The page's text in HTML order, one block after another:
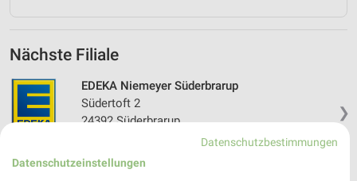
Nächste Filiale
❯
EDEKA Niemeyer Süderbrarup
Südertoft 2
24392 Süderbrarup
Heute 07:30 - 20:00 Uhr | Geschlossen
335,57 km • Angebote: 1 Prospekt
Datenschutzbestimmungen
Datenschutzeinstellungen